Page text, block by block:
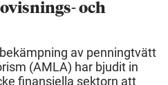
och
av penningtvätt
(AMLA) har bjudit in
finansiella sektorn att